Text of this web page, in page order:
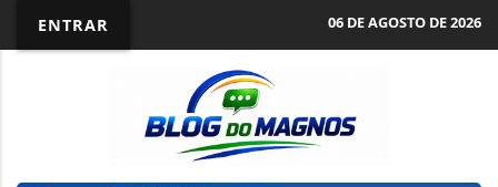
ENTRAR 06 DE AGOSTO DE 2026